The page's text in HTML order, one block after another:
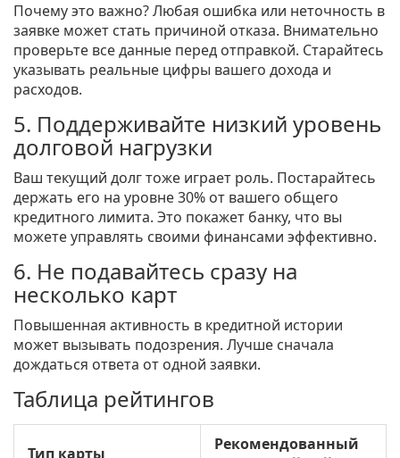
Почему это важно? Любая ошибка или неточность в
заявке может стать причиной отказа. Внимательно
проверьте все данные перед отправкой. Старайтесь
указывать реальные цифры вашего дохода и
расходов.
5. Поддерживайте низкий уровень
долговой нагрузки
Ваш текущий долг тоже играет роль. Постарайтесь
держать его на уровне 30% от вашего общего
кредитного лимита. Это покажет банку, что вы
можете управлять своими финансами эффективно.
6. Не подавайтесь сразу на
несколько карт
Повышенная активность в кредитной истории
может вызывать подозрения. Лучше сначала
дождаться ответа от одной заявки.
Таблица рейтингов
Тип карты
Рекомендованный